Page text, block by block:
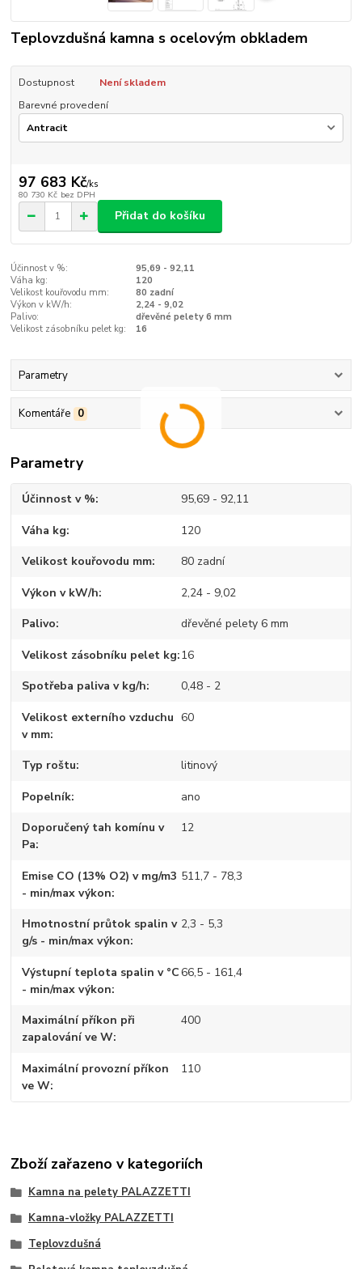
Teplovzdušná kamna s ocelovým obkladem
Dostupnost
Není skladem
Barevné provedení
97 683 Kč/ks
80 730 Kč bez DPH
Přidat do košíku
Účinnost v %:
95,69 - 92,11
Váha kg:
120
Velikost kouřovodu mm:
80 zadní
Výkon v kW/h:
2,24 - 9,02
Palivo:
dřevěné pelety 6 mm
Velikost zásobníku pelet kg:
16
Parametry
Komentáře 0
Parametry
Účinnost v % 95,69 - 92,11
Váha kg 120
Velikost kouřovodu mm 80 zadní
Výkon v kW/h 2,24 - 9,02
Palivo dřevěné pelety 6 mm
Velikost zásobníku pelet kg 16
Spotřeba paliva v kg/h 0,48 - 2
Velikost externího vzduchu
v mm
60
Typ roštu litinový
Popelník ano
Doporučený tah komínu v
Pa
12
Emise CO (13% O2) v mg/m3
- min/max výkon
511,7 - 78,3
Hmotnostní průtok spalin v
g/s - min/max výkon
2,3 - 5,3
Výstupní teplota spalin v °C
- min/max výkon
66,5 - 161,4
Maximální příkon při
zapalování ve W
400
Maximální provozní příkon
ve W
110
Zboží zařazeno v kategoriích
Kamna na pelety PALAZZETTI
Kamna-vložky PALAZZETTI
Teplovzdušná